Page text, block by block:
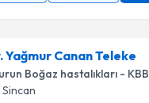
Yağmur Canan Teleke
Boğaz hastalıkları - KBB
Sincan